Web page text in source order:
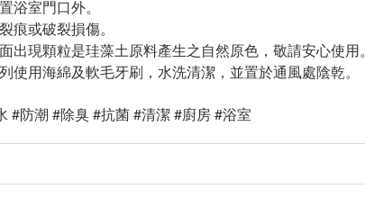
浴室門口外。
痕或破裂損傷。
現顆粒是珪藻土原料產生之自然原色，敬請安心使用。
用海綿及軟毛牙刷，水洗清潔，並置於通風處陰乾。
#防潮 #除臭 #抗菌 #清潔 #廚房 #浴室